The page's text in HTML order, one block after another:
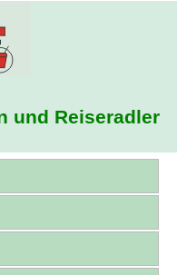
und Reiseradler